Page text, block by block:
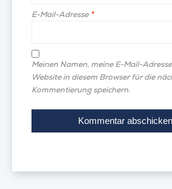
E-Mail-Adresse *
Meinen Namen, meine E-Mail-
Website in diesem Browser für die
Kommentierung speichern.